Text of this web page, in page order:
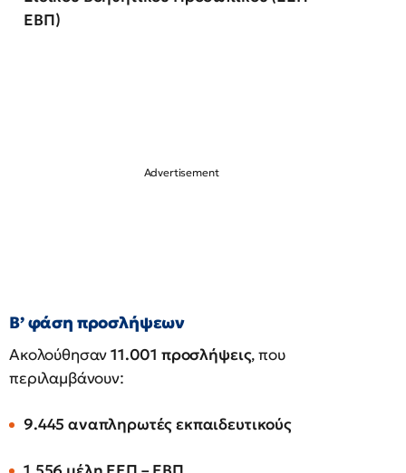
ΕΒΠ)
Β’ φάση προσλήψεων
Ακολούθησαν11.001 προσλήψεις, που
περιλαμβάνουν:
9.445 αναπληρωτές εκπαιδευτικούς